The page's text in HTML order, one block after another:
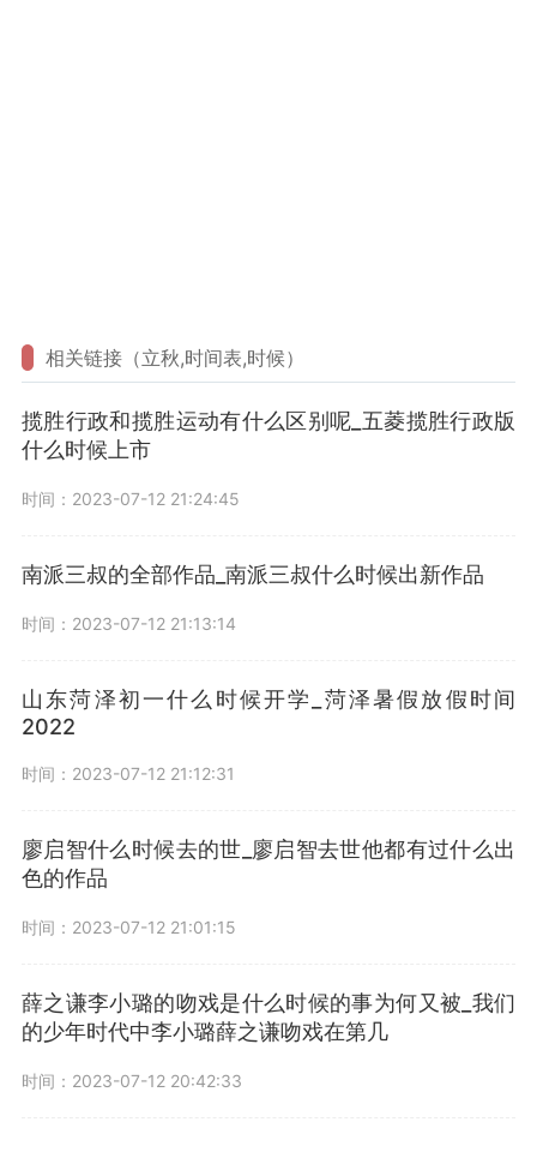
相关链接（立秋,时间表,时候）
揽胜行政和揽胜运动有什么区别呢_五菱揽胜行政版
什么时候上市
时间：2023-07-12 21:24:45
南派三叔的全部作品_南派三叔什么时候出新作品
时间：2023-07-12 21:13:14
山东菏泽初一什么时候开学_菏泽暑假放假时间
2022
时间：2023-07-12 21:12:31
廖启智什么时候去的世_廖启智去世他都有过什么出
色的作品
时间：2023-07-12 21:01:15
薛之谦李小璐的吻戏是什么时候的事为何又被_我们
的少年时代中李小璐薛之谦吻戏在第几
时间：2023-07-12 20:42:33